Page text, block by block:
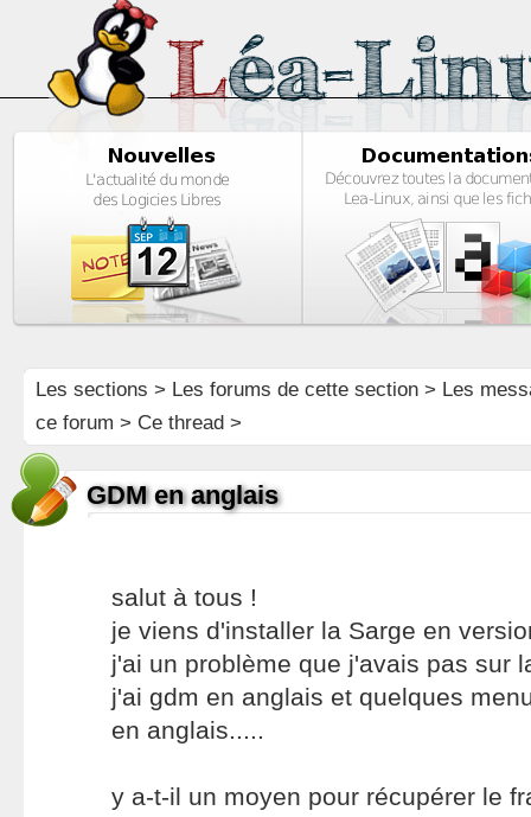
Les sections > Les forums de cette section> Les
ce forum > Ce thread >
GDM en anglais
salut à tous !
je viens d'installer la Sarge en
j'ai un problème que j'avais pas sur
j'ai gdm en anglais et quelques
en anglais.....
y a-t-il un moyen pour récupérer le